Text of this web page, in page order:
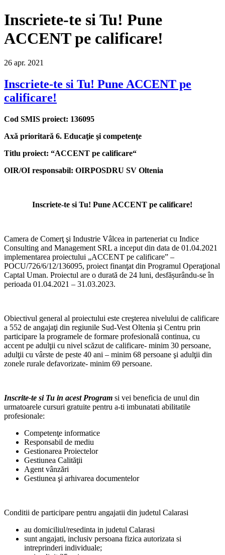
Inscriete-te si Tu! Pune
ACCENT pe calificare!
26 apr. 2021
Inscriete-te si Tu! Pune ACCENT pe
calificare!
Cod SMIS proiect: 136095
Axă prioritară 6. Educaţie şi competenţe
Titlu proiect: “ACCENT pe calificare“
OIR/OI responsabil: OIRPOSDRU SV Oltenia
Inscriete-te si Tu! Pune ACCENT pe calificare!
Camera de Comerţ şi Industrie Vâlcea in parteneriat cu Indice
Consulting and Management SRL a inceput din data de 01.04.2021
implementarea proiectului „ACCENT pe calificare” –
POCU/726/6/12/136095, proiect finanţat din Programul Operaţional
Captal Uman. Proiectul are o durată de 24 luni, desfășurându-se în
perioada 01.04.2021 – 31.03.2023.
Obiectivul general al proiectului este creşterea nivelului de calificare
a 552 de angajaţi din regiunile Sud-Vest Oltenia şi Centru prin
participare la programele de formare profesională continua, cu
accent pe adulţii cu nivel scăzut de calificare- minim 30 persoane,
adulţii cu vârste de peste 40 ani – minim 68 persoane şi adulţii din
zonele rurale defavorizate- minim 69 persoane.
Inscrite-te si Tu in acest Program si vei beneficia de unul din
urmatoarele cursuri gratuite pentru a-ti imbunatati abilitatile
profesionale:
Competenţe informatice
Responsabil de mediu
Gestionarea Proiectelor
Gestiunea Calităţii
Agent vânzări
Gestiunea şi arhivarea documentelor
Conditii de participare pentru angajatii din judetul Calarasi
au domiciliul/resedinta in judetul Calarasi
sunt angajati, inclusiv persoana fizica autorizata si
intreprinderi individuale;